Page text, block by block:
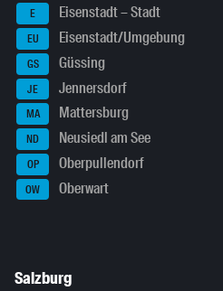
E Eisenstadt – Stadt
EU Eisenstadt/Umgebung
GS Güssing
JE Jennersdorf
MA Mattersburg
ND Neusiedl am See
OP Oberpullendorf
OW Oberwart
Salzburg